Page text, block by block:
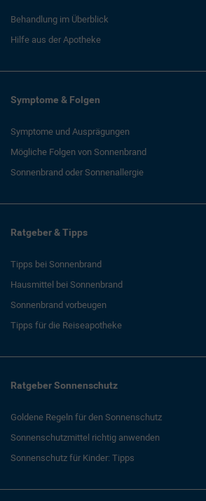
Behandlung im Überblick
Hilfe aus der Apotheke
Symptome & Folgen
Symptome und Ausprägungen
Mögliche Folgen von Sonnenbrand
Sonnenbrand oder Sonnenallergie
Ratgeber & Tipps
Tipps bei Sonnenbrand
Hausmittel bei Sonnenbrand
Sonnenbrand vorbeugen
Tipps für die Reiseapotheke
Ratgeber Sonnenschutz
Goldene Regeln für den Sonnenschutz
Sonnenschutzmittel richtig anwenden
Sonnenschutz für Kinder: Tipps